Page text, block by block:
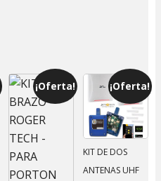
¡Oferta! ¡Oferta!
KIT DE DOS
ANTENAS UHF